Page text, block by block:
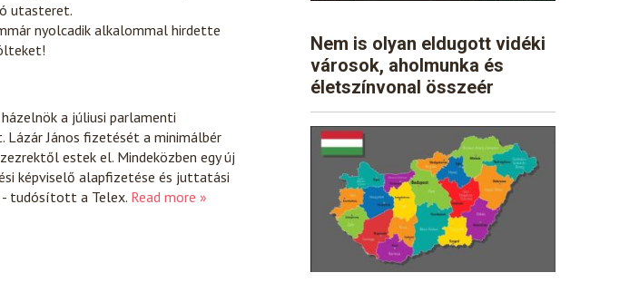
utasteret.
nyolcadik alkalommal hirdette
a júliusi parlamenti
János fizetését a minimálbér
estek el. Mindeközben egy új
képviselő alapfizetése és juttatási
- tudósított a Telex. Read more »
Nem is olyan eldugott vidéki
városok, aholmunka és
életszínvonal összeér